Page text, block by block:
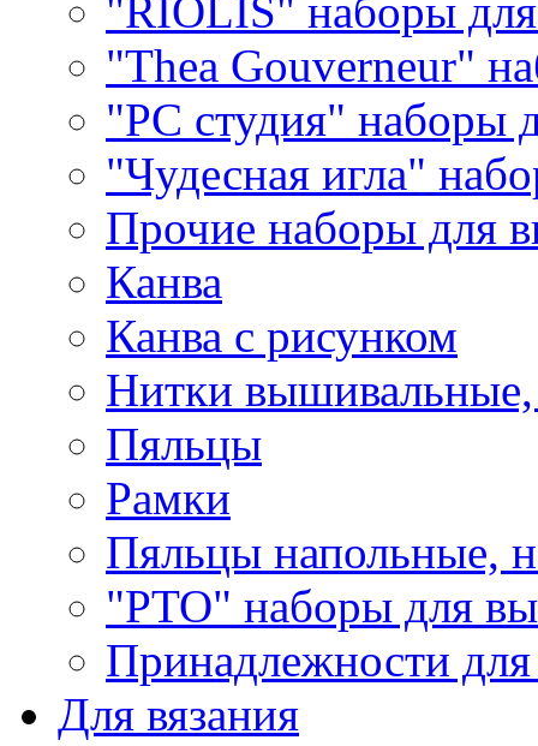
"RIOLIS" наборы
"Thea Gouverneur"
"РС студия" наборы
"Чудесная игла"
Прочие наборы для
Канва
Канва с рисунком
Нитки
Пяльцы
Рамки
Пяльцы напольные,
"РТО" наборы для
Принадлежности
Для вязания